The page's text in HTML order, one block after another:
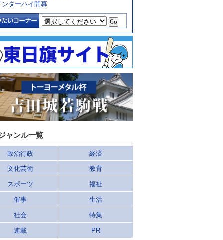
ンターハイ開幕
ャンル一覧
政治行政 経済
文化芸術 教育
スポーツ 福祉
催事 生活
社会 特集
連載 PR